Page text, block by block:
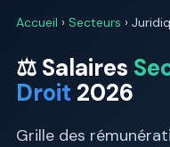
Accueil › Secteurs ›
⚖️ Salaires
Droit 2026
Grille des